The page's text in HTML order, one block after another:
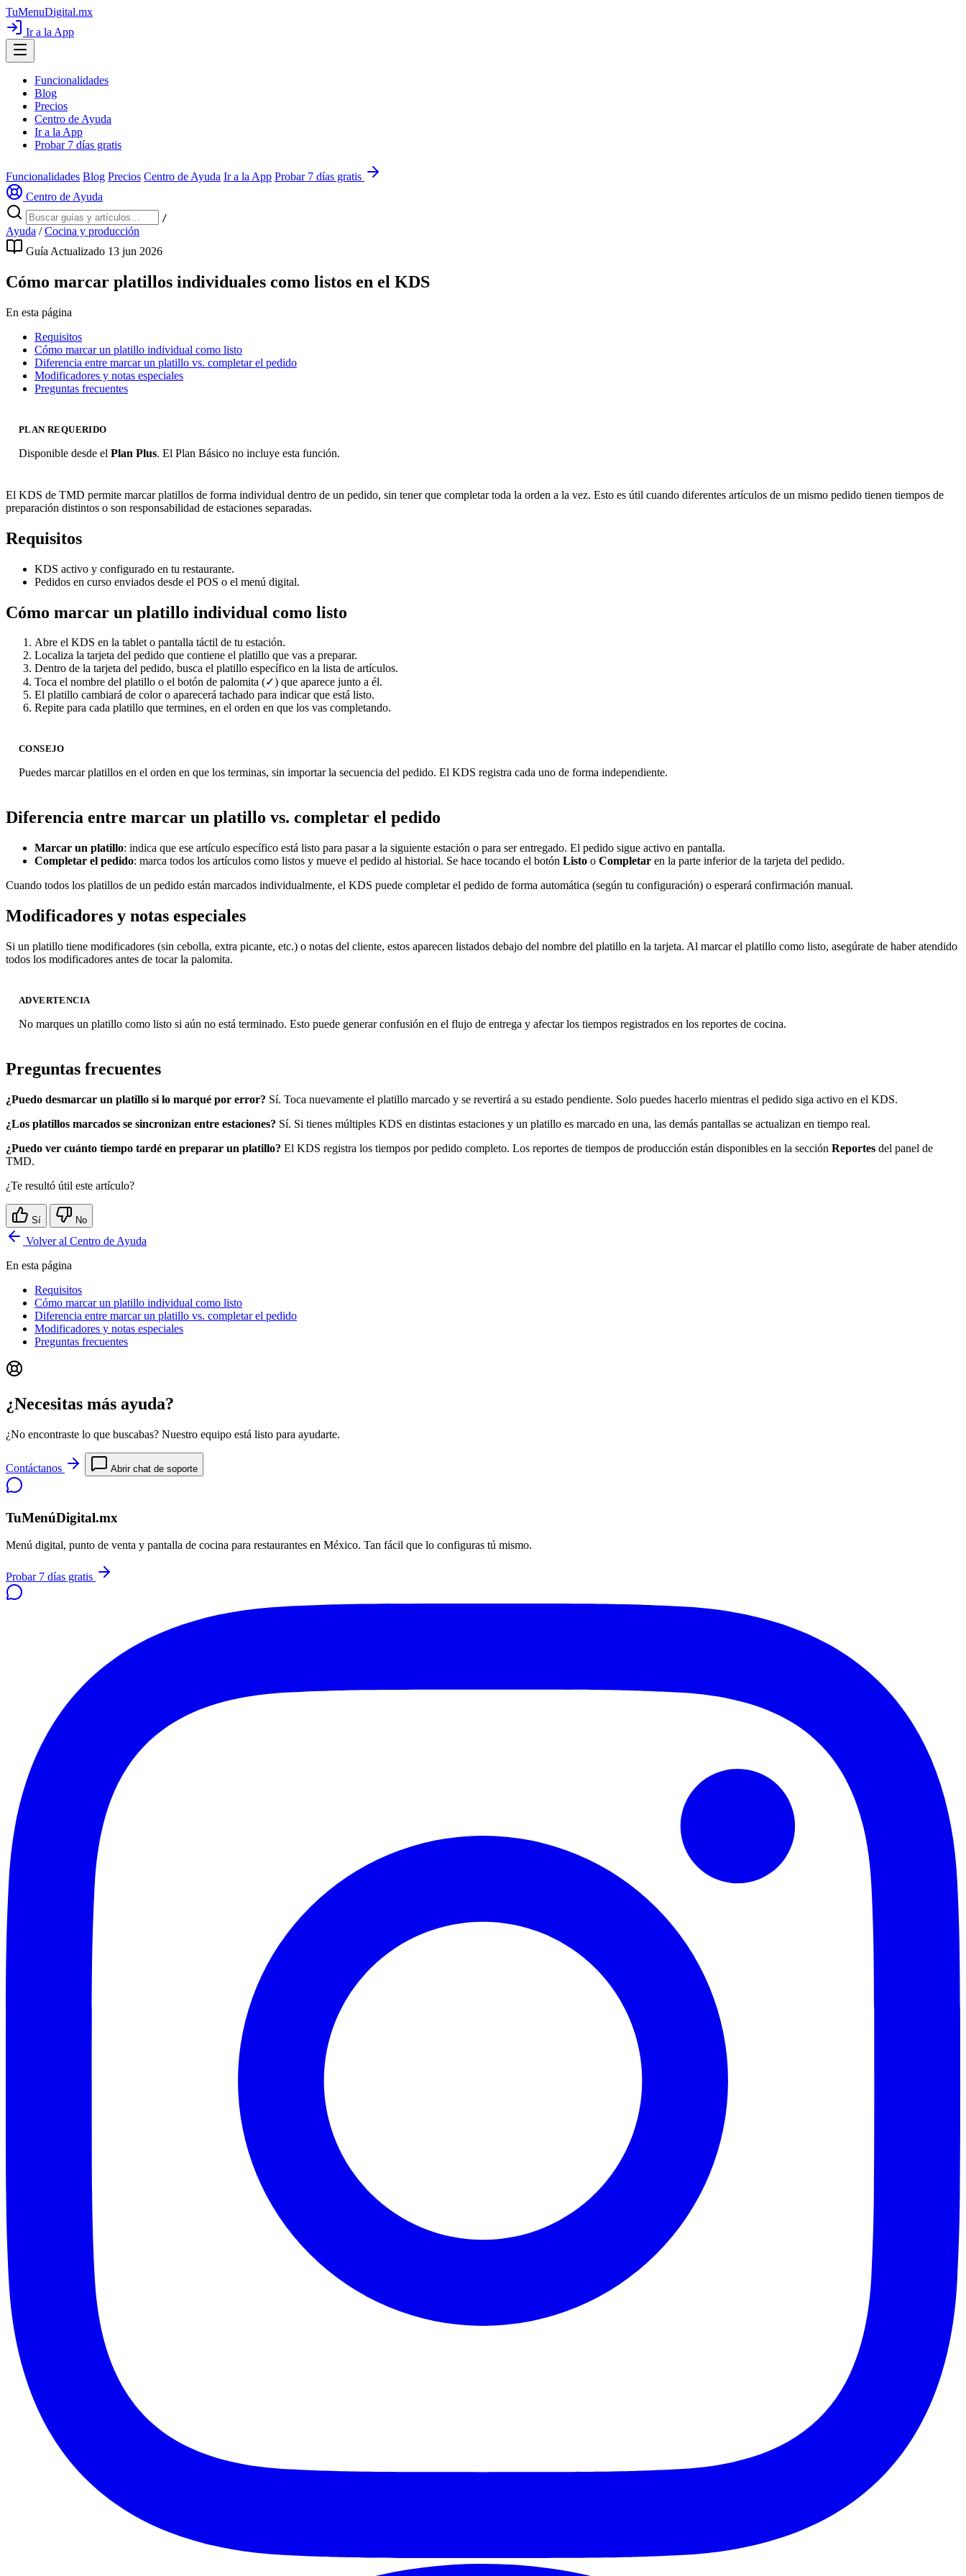
TuMenuDigital.mx
Ir a la App
Funcionalidades
Blog
Precios
Centro de Ayuda
Ir a la App
Probar 7 días gratis
Funcionalidades Blog Precios Centro de Ayuda Ir a la App Probar 7 días gratis
Centro de Ayuda
/
Ayuda / Cocina y producción
Guía Actualizado 13 jun 2026
Cómo marcar platillos individuales como listos en el KDS
En esta página
Requisitos
Cómo marcar un platillo individual como listo
Diferencia entre marcar un platillo vs. completar el pedido
Modificadores y notas especiales
Preguntas frecuentes
PLAN REQUERIDO
Disponible desde el Plan Plus. El Plan Básico no incluye esta función.
El KDS de TMD permite marcar platillos de forma individual dentro de un pedido, sin tener que completar toda la orden a la vez. Esto es útil cuando diferentes artículos de un mismo pedido tienen tiempos de
preparación distintos o son responsabilidad de estaciones separadas.
Requisitos
KDS activo y configurado en tu restaurante.
Pedidos en curso enviados desde el POS o el menú digital.
Cómo marcar un platillo individual como listo
Abre el KDS en la tablet o pantalla táctil de tu estación.
Localiza la tarjeta del pedido que contiene el platillo que vas a preparar.
Dentro de la tarjeta del pedido, busca el platillo específico en la lista de artículos.
Toca el nombre del platillo o el botón de palomita (✓) que aparece junto a él.
El platillo cambiará de color o aparecerá tachado para indicar que está listo.
Repite para cada platillo que termines, en el orden en que los vas completando.
CONSEJO
Puedes marcar platillos en el orden en que los terminas, sin importar la secuencia del pedido. El KDS registra cada uno de forma independiente.
Diferencia entre marcar un platillo vs. completar el pedido
Marcar un platillo: indica que ese artículo específico está listo para pasar a la siguiente estación o para ser entregado. El pedido sigue activo en pantalla.
Completar el pedido: marca todos los artículos como listos y mueve el pedido al historial. Se hace tocando el botón Listo o Completar en la parte inferior de la tarjeta del pedido.
Cuando todos los platillos de un pedido están marcados individualmente, el KDS puede completar el pedido de forma automática (según tu configuración) o esperará confirmación manual.
Modificadores y notas especiales
Si un platillo tiene modificadores (sin cebolla, extra picante, etc.) o notas del cliente, estos aparecen listados debajo del nombre del platillo en la tarjeta. Al marcar el platillo como listo, asegúrate de haber atendido
todos los modificadores antes de tocar la palomita.
ADVERTENCIA
No marques un platillo como listo si aún no está terminado. Esto puede generar confusión en el flujo de entrega y afectar los tiempos registrados en los reportes de cocina.
Preguntas frecuentes
¿Puedo desmarcar un platillo si lo marqué por error? Sí. Toca nuevamente el platillo marcado y se revertirá a su estado pendiente. Solo puedes hacerlo mientras el pedido siga activo en el KDS.
¿Los platillos marcados se sincronizan entre estaciones? Sí. Si tienes múltiples KDS en distintas estaciones y un platillo es marcado en una, las demás pantallas se actualizan en tiempo real.
¿Puedo ver cuánto tiempo tardé en preparar un platillo? El KDS registra los tiempos por pedido completo. Los reportes de tiempos de producción están disponibles en la sección Reportes del panel de
TMD.
¿Te resultó útil este artículo?
Sí No
Volver al Centro de Ayuda
En esta página
Requisitos
Cómo marcar un platillo individual como listo
Diferencia entre marcar un platillo vs. completar el pedido
Modificadores y notas especiales
Preguntas frecuentes
¿Necesitas más ayuda?
¿No encontraste lo que buscabas? Nuestro equipo está listo para ayudarte.
Contáctanos Abrir chat de soporte
TuMenúDigital.mx
Menú digital, punto de venta y pantalla de cocina para restaurantes en México. Tan fácil que lo configuras tú mismo.
Probar 7 días gratis